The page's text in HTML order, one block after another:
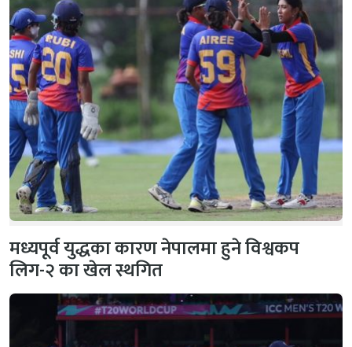
मध्यपूर्व युद्धका कारण नेपालमा हुने विश्वकप
लिग-२ का खेल स्थगित